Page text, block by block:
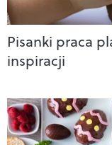
Pisanki praca
inspiracji